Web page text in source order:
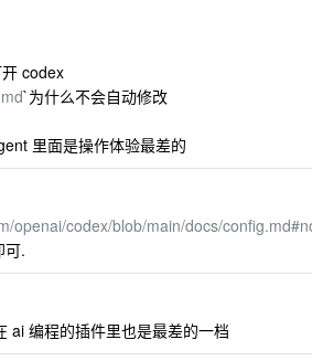
codex
`为什么不会自动修改
里面是操作体验最差的
openai/codex/blob/main/docs/
可.
ai 编程的插件里也是最差的一档